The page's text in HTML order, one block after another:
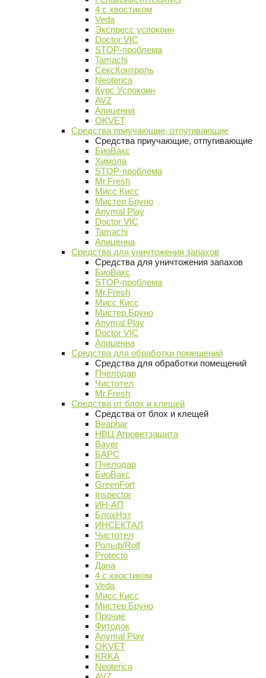
4 с хвостиком
Veda
Экспресс успокоин
Doctor VIC
STOP-проблема
Tamachi
СексКонтроль
Neoterica
Курс Успокоин
AVZ
Апиценна
OKVET
Средства приучающие, отпугивающие
Средства приучающие, отпугивающие
БиоВакс
Химола
STOP-проблема
Mr.Fresh
Мисс Кисс
Мистер Бруно
Anymal Play
Doctor VIC
Tamachi
Апиценна
Средства для уничтожения запахов
Средства для уничтожения запахов
БиоВакс
STOP-проблема
Mr.Fresh
Мисс Кисс
Мистер Бруно
Anymal Play
Doctor VIC
Апиценна
Средства для обработки помещений
Средства для обработки помещений
Пчелодар
Чистотел
Mr.Fresh
Средства от блох и клещей
Средства от блох и клещей
Beaphar
НВЦ Агроветзащита
Bayer
БАРС
Пчелодар
БиоВакс
GreenFort
Inspector
ИН-АП
БлохНэт
ИНСЕКТАЛ
Чистотел
Рольф/Rolf
Protecto
Дана
4 с хвостиком
Veda
Мисс Кисс
Мистер Бруно
Прочие
Фитодок
Anymal Play
OKVET
KRKA
Neoterica